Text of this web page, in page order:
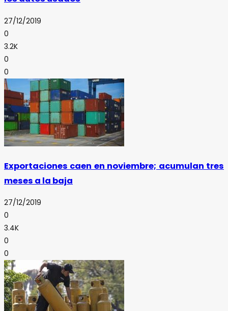
27/12/2019
0
3.2K
0
0
Exportaciones caen en noviembre; acumulan tres
meses a la baja
27/12/2019
0
3.4K
0
0